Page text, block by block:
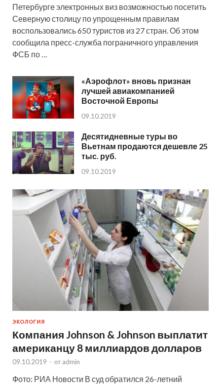
Петербурге электронных виз возможностью посетить
Северную столицу по упрощенным правилам
воспользовались 650 туристов из 27 стран. Об этом
сообщила пресс-служба пограничного управления
ФСБ по …
«Аэрофлот» вновь признан
лучшей авиакомпанией
Восточной Европы
09.10.2019
Десятидневные туры во
Вьетнам продаются дешевле 25
тыс. руб.
09.10.2019
ЭКОЛОГИЯ
Компания Johnson & Johnson выплатит
американцу 8 миллиардов долларов
09.10.2019 - от admin
Фото: РИА Новости В суд обратился 26-летний